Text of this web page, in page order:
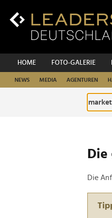
Inhalt
HOME FOTO-GALERIE
NEWS MEDIA AGENTUREN
Die